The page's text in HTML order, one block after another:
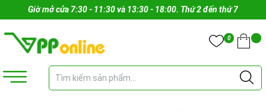
Giờ mở cửa 7:30 - 11:30 và 13:30 - 18:00. Thứ 2 đến thứ 7
0